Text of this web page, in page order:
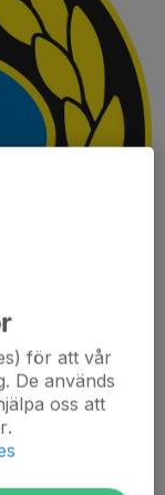
för att vår
De används
oss att